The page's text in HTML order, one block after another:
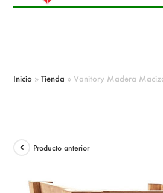
Inicio »Tienda »Vanitory Madera
Producto anterior